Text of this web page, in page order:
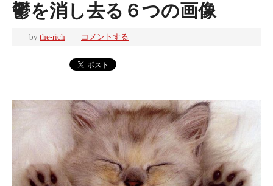
鬱を消し去る６つの画像
by the-rich コメントする